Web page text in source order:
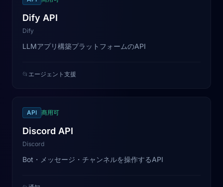
Dify API
Dify
LLMアプリ構築プラットフォームのAPI
📂 エージェント支援
API 商用可
Discord API
Discord
Bot・メッセージ・チャンネルを操作するAPI